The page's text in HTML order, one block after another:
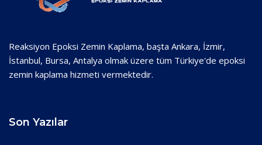
Reaksiyon Epoksi Zemin Kaplama, başta Ankara, İzmir,
İstanbul, Bursa, Antalya olmak üzere tüm Türkiye'de epoksi
zemin kaplama hizmeti vermektedir.
Son Yazılar